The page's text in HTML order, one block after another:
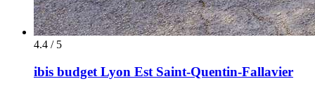
4.4 / 5
ibis budget Lyon Est Saint-Quentin-Fallavier